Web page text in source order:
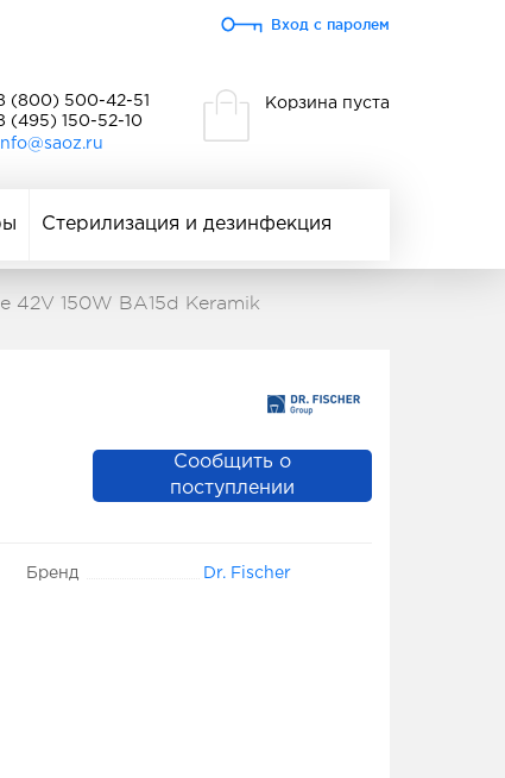
Вход с паролем
(800) 500-42-51
(495) 150-52-10
Корзина пуста
Стерилизация и дезинфекция
42V 150W BA15d Keramik
Сообщить о
поступлении
Бренд Dr. Fischer